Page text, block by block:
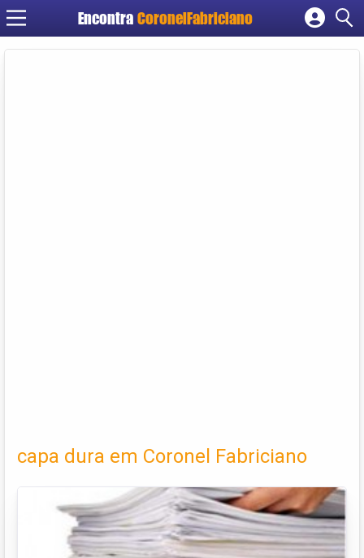
Encontra CoronelFabriciano
Cadastrar empresa
capa dura em Coronel Fabriciano